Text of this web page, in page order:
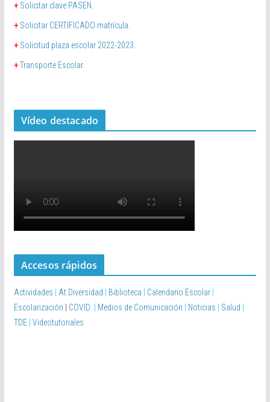
+ Solicitar clave PASEN.
+ Solicitar CERTIFICADO matrícula.
+ Solicitud plaza escolar 2022-2023.
+Transporte Escolar.
Vídeo destacado
Accesos rápidos
Actividades At.Diversidad Biblioteca Calendario Escolar
Escolarización
COVID Medios de Comunicación Noticias Salud
TDE Videotutoriales